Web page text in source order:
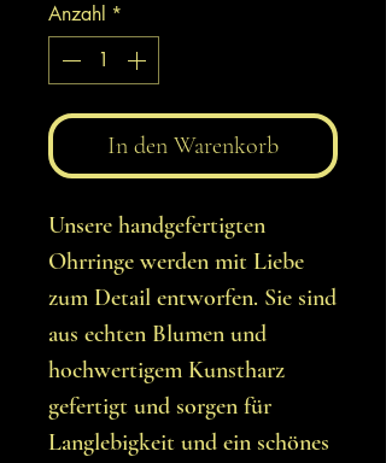
Anzahl *
In den Warenkorb
Unsere handgefertigten
Ohrringe werden mit Liebe
zum Detail entworfen. Sie sind
aus echten Blumen und
hochwertigem Kunstharz
gefertigt und sorgen für
Langlebigkeit und ein schönes